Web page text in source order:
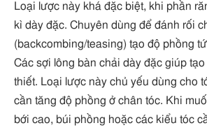
Loại lược này khá đặc biệt, khi phần
kì dày đặc. Chuyên dùng để đánh rối
(backcombing/teasing) tạo độ phồng
Các sợi lông bàn chải dày đặc giúp
thiết. Loại lược này chủ yếu dùng cho
cần tăng độ phồng ở chân tóc. Khi
bới cao, búi phồng hoặc các kiểu tóc